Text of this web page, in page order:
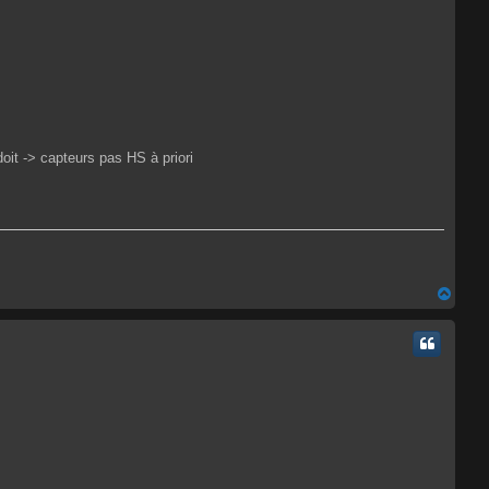
-> capteurs pas HS à priori